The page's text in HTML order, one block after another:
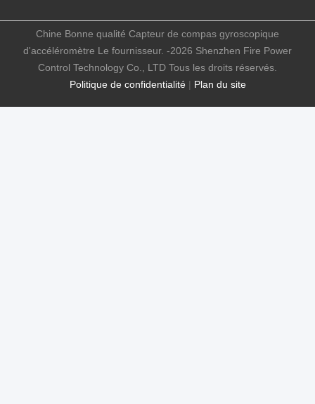
Politique de confidentialité| Plan du site
Chine Bonne qualité Capteur de compas gyroscopique
d'accéléromètre Le fournisseur. -2026 Shenzhen Fire Power
Control Technology Co., LTD Tous les droits réservés.